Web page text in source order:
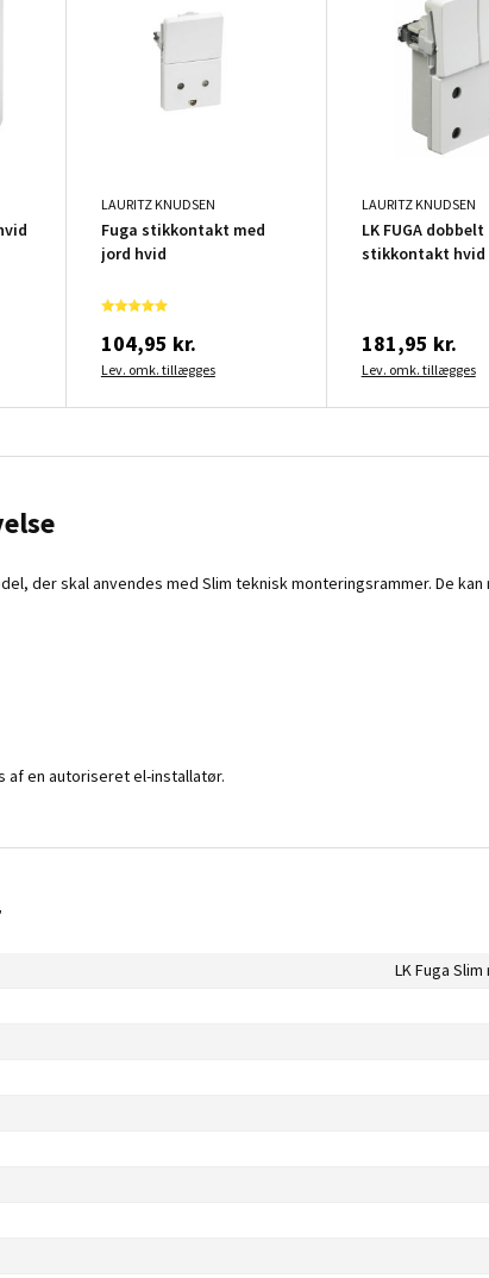
LAURITZ KNUDSEN
Fuga stikkontakt med
jord hvid
104,95 kr.
Lev. omk. tillægges
LAURITZ KNUDSEN
LK FUGA dobbelt
stikkontakt hvid
181,95 kr.
Lev. omk. tillægges
der skal anvendes med Slim teknisk monteringsrammer. De
af en autoriseret el-installatør.
LK Fuga